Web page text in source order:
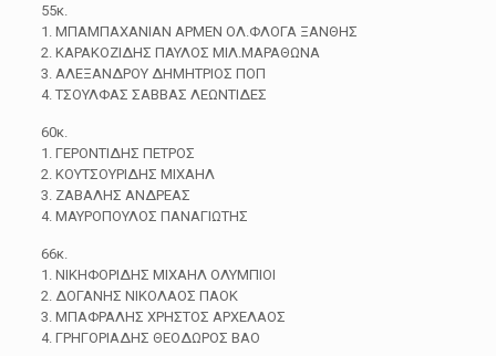
55κ.
1. ΜΠΑΜΠΑΧΑΝΙΑΝ ΑΡΜΕΝ ΟΛ.ΦΛΟΓΑ ΞΑΝΘΗΣ
2. ΚΑΡΑΚΟΖΙΔΗΣ ΠΑΥΛΟΣ ΜΙΛ.ΜΑΡΑΘΩΝΑ
3. ΑΛΕΞΑΝΔΡΟΥ ΔΗΜΗΤΡΙΟΣ ΠΟΠ
4. ΤΣΟΥΛΦΑΣ ΣΑΒΒΑΣ ΛΕΩΝΤΙΔΕΣ
60κ.
1. ΓΕΡΟΝΤΙΔΗΣ ΠΕΤΡΟΣ
2. ΚΟΥΤΣΟΥΡΙΔΗΣ ΜΙΧΑΗΛ
3. ΖΑΒΑΛΗΣ ΑΝΔΡΕΑΣ
4. ΜΑΥΡΟΠΟΥΛΟΣ ΠΑΝΑΓΙΩΤΗΣ
66κ.
1. ΝΙΚΗΦΟΡΙΔΗΣ ΜΙΧΑΗΛ ΟΛΥΜΠΙΟΙ
2. ΔΟΓΑΝΗΣ ΝΙΚΟΛΑΟΣ ΠΑΟΚ
3. ΜΠΑΦΡΑΛΗΣ ΧΡΗΣΤΟΣ ΑΡΧΕΛΑΟΣ
4. ΓΡΗΓΟΡΙΑΔΗΣ ΘΕΟΔΩΡΟΣ ΒΑΟ